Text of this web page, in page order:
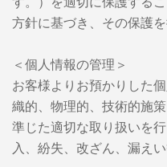
方針に基づき、その保護
＜個人情報の管理＞
お客様よりお預かりした
織的、物理的、技術的施
準じた適切な取り扱いを
入、紛失、改ざん、漏え